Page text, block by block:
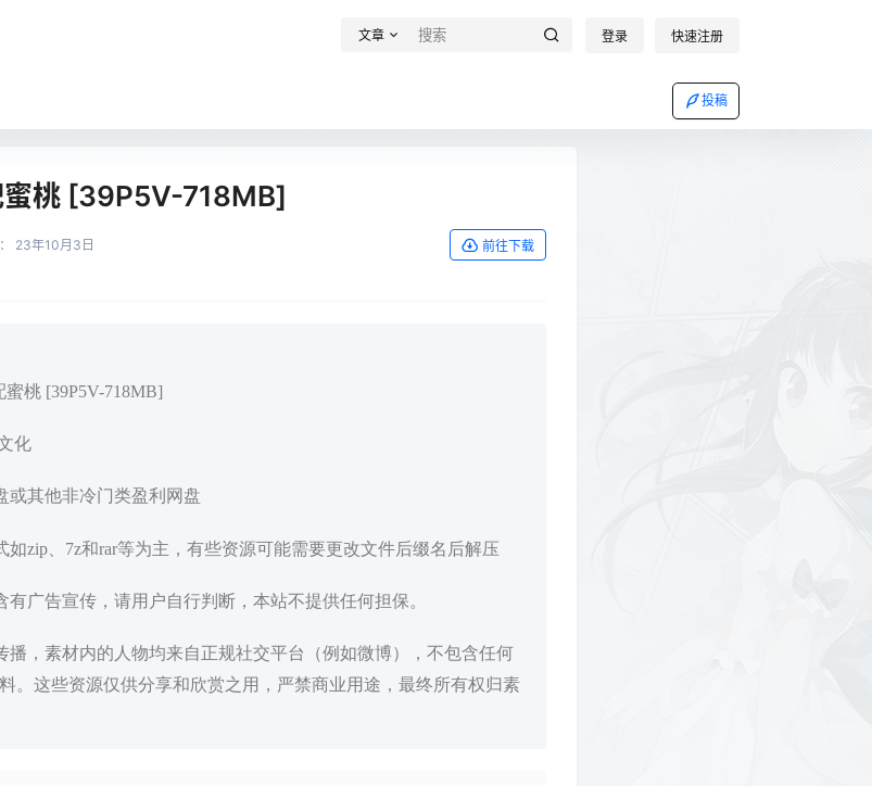
文章 登录 快速注册
投稿
桃 [39P5V-718MB]
23年10月3日 前往下载
桃 [39P5V-718MB]
化
或其他非冷门类盈利网盘
zip、7z和rar等为主，有些资源可能需要更改文件后缀名后解压
广告宣传，请用户自行判断，本站不提供任何担保。
播，素材内的人物均来自正规社交平台（例如微博），不包含任何
。这些资源仅供分享和欣赏之用，严禁商业用途，最终所有权归素